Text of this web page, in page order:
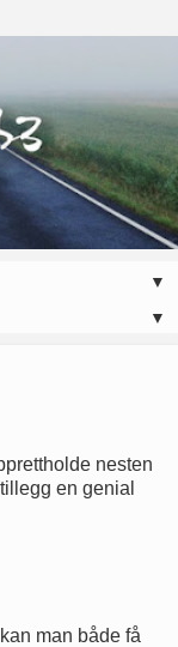
▼
▼
nesten
en genial
man både få